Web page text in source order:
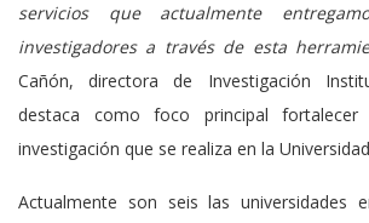
servicios que actualmente
investigadores a través de esta
Cañón, directora de Investigación
destaca como foco principal
investigación que se realiza en la
Actualmente son seis las universidades